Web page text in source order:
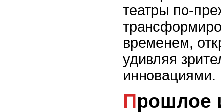
театры по-
временем,
удивляя
инновациями.
Прошлое